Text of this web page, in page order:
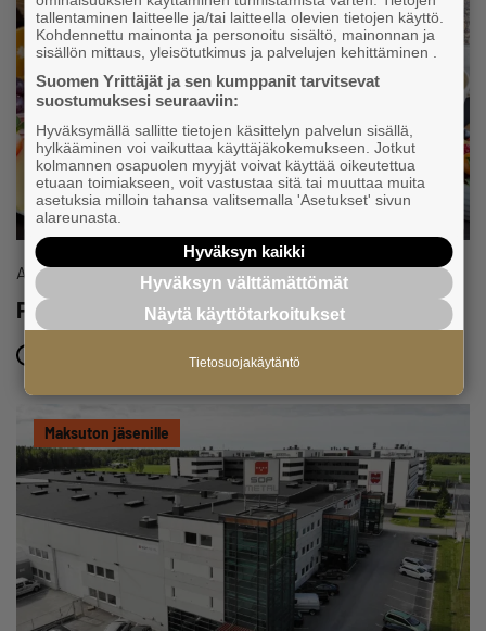
Aamiainen
PerjantaiBrekkie 11.9.
11.9.2026 klo 08:30 – 10:00
Maksuton jäsenille
tallentaminen laitteelle ja/tai laitteella olevien tietojen käyttö.
Kohdennettu mainonta ja personoitu sisältö, mainonnan ja
sisällön mittaus, yleisötutkimus ja palvelujen kehittäminen .
Suomen Yrittäjät ja sen kumppanit tarvitsevat
suostumuksesi seuraaviin:
Hyväksymällä sallitte tietojen käsittelyn palvelun sisällä,
hylkääminen voi vaikuttaa käyttäjäkokemukseen. Jotkut
kolmannen osapuolen myyjät voivat käyttää oikeutettua
etuaan toimiakseen, voit vastustaa sitä tai muuttaa muita
asetuksia milloin tahansa valitsemalla 'Asetukset' sivun
alareunasta.
Hyväksyn kaikki
Hyväksyn välttämättömät
Näytä käyttötarkoitukset
Tietosuojakäytäntö